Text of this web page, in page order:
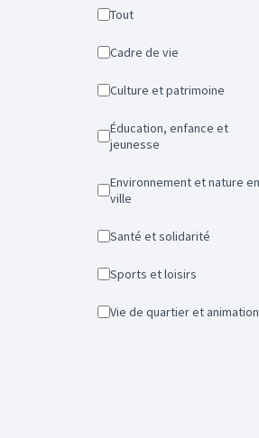
Tout
Cadre de vie
Culture et patrimoine
Éducation, enfance et
jeunesse
Environnement et nature en
ville
Santé et solidarité
Sports et loisirs
Vie de quartier et animation